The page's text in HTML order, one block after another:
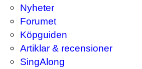
Nyheter
Forumet
Köpguiden
Artiklar & recensioner
SingAlong